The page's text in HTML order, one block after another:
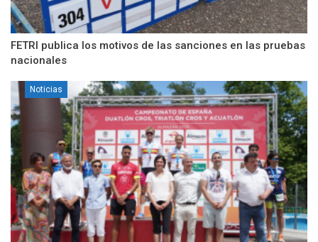
FETRI publica los motivos de las sanciones en las pruebas
nacionales
Noticias